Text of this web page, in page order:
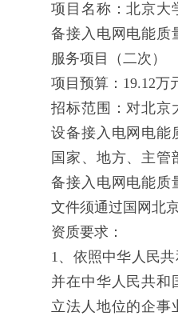
项目名称：北京大
备接入电网电能质
服务项目（二次）
项目预算： 19.12万
招标范围：对北京
设备接入电网电能
国家、地方、主管
备接入电网电能质
文件须通过国网北
资质要求：
1、依照中华人民
并在中华人民共和
立法人地位的企事